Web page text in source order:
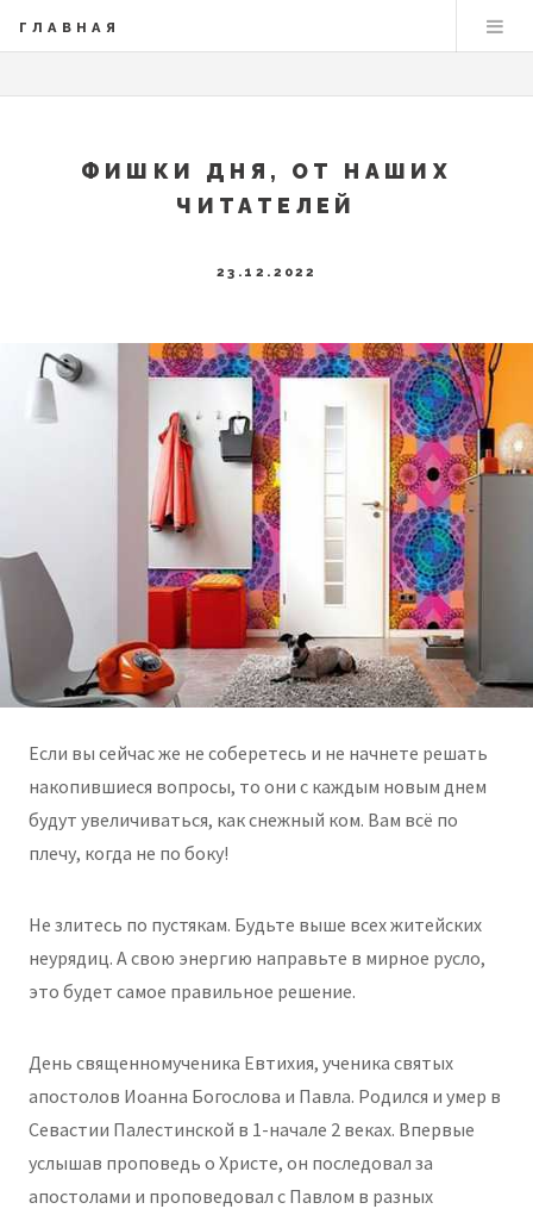
ГЛАВНАЯ
ФИШКИ ДНЯ, ОТ НАШИХ
ЧИТАТЕЛЕЙ
23.12.2022
Если вы сейчас же не соберетесь и не начнете решать
накопившиеся вопросы, то они с каждым новым днем
будут увеличиваться, как снежный ком. Вам всё по
плечу, когда не по боку!
Не злитесь по пустякам. Будьте выше всех житейских
неурядиц. А свою энергию направьте в мирное русло,
это будет самое правильное решение.
День священномученика Евтихия, ученика святых
апостолов Иоанна Богослова и Павла. Родился и умер в
Севастии Палестинской в 1-начале 2 веках. Впервые
услышав проповедь о Христе, он последовал за
апостолами и проповедовал с Павлом в разных